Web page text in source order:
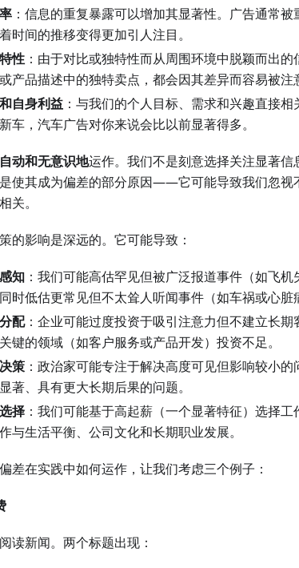
：信息的重复暴露可以增加其显著性。广告通常
时间的推移变得更加引人注目。
性 ：由于对比或独特性而从周围环境中脱颖而出
产品描述中的独特卖点，都会因其差异而容易被注
自身利益 ：与我们的个人目标、需求和兴趣直接
车，汽车广告对你来说会比以前显著得多。
自动和无意识地运作。我们不是刻意选择关注显著
使其成为偏差的部分原因——它可能导致我们忽视
关。
的影响是深远的。它可能导致：
知 ：我们可能高估罕见但被广泛报道事件（如飞
时低估更常见但不太耸人听闻事件（如车祸或心脏
配：企业可能过度投资于吸引注意力但不建立长
键的领域（如客户服务或产品开发）投资不足。
策 ：政治家可能专注于解决高度可见但影响较小
著、具有更大长期后果的问题。
择 ：我们可能基于高起薪（一个显著特征）选择
与生活平衡、公司文化和长期职业发展。
差在实践中如何运作，让我们考虑三个例子：
读新闻。两个标题出现：